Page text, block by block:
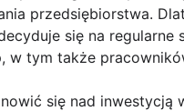
przedsiębiorstwa.
się na regularne
w tym także
się nad inwestycją